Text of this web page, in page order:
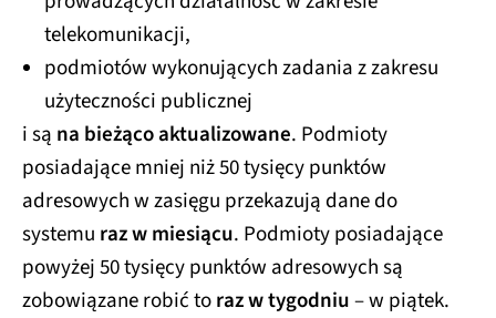
telekomunikacji,
podmiotów wykonujących zadania z zakresu
użyteczności publicznej
i są na bieżąco aktualizowane. Podmioty
posiadające mniej niż 50 tysięcy punktów
adresowych w zasięgu przekazują dane do
systemu raz w miesiącu. Podmioty posiadające
powyżej 50 tysięcy punktów adresowych są
zobowiązane robić toraz w tygodniu– w piątek.